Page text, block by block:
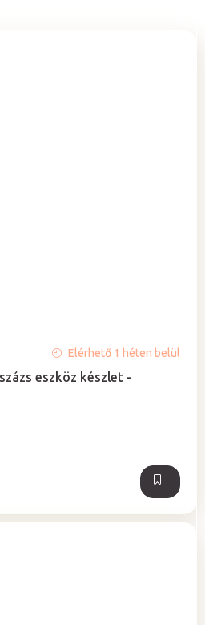
eszköz készlet -
Elérhető 1 héten belül